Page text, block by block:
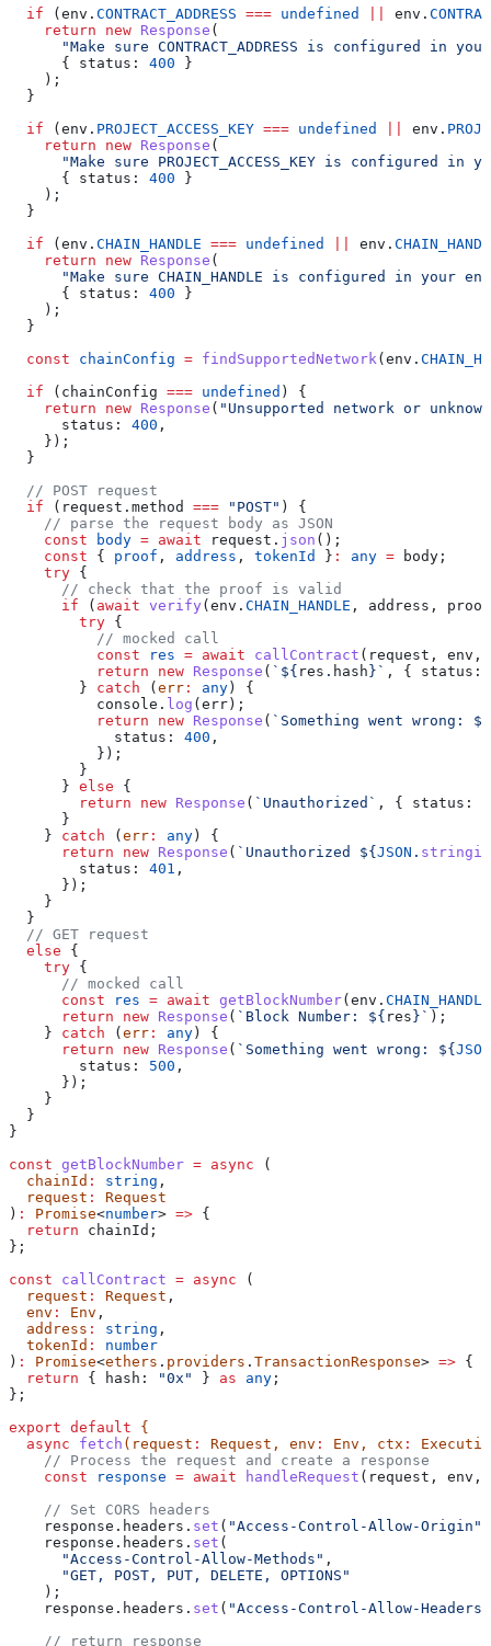
  if
( env . CONTRACT_ADDRESS === undefined env .
    return
new Response (
"Make sure CONTRACT_ADDRESS is configured in
      {
status: 400 }
    );
  }
  if
( env . PROJECT_ACCESS_KEY === undefined env .
    return
new Response (
"Make sure PROJECT_ACCESS_KEY is configured in
      {
status: 400 }
    );
  }
  if
( env . CHAIN_HANDLE === undefined env .
    return
new Response (
"Make sure CHAIN_HANDLE is configured in your
      {
status: 400 }
    );
  }
  const
chainConfig = findSupportedNetwork ( env .
  if
( chainConfig === undefined ) {
    return
new Response ( "Unsupported network or unknown
      status:
400 ,
    });
  }
  // POST request
  if
( request . method === "POST" ) {
    // parse the request body as JSON
    const
body = await request . json ();
    const
{ proof , address , tokenId } : any = body ;
    try
{
      // check that the proof is valid
      if
( await verify ( env . CHAIN_HANDLE , address , proof
        try
{
          // mocked call
          const
res = await callContract ( request , env ,
          return
new Response ( ` ${ res . hash } ` , { status:
        }
catch ( err : any ) {
          console
. log ( err );
          return
new Response ( `Something went wrong: ${
            status:
400 ,
          });
        }
      }
else {
        return
new Response ( `Unauthorized` , { status:
      }
    }
catch ( err : any ) {
      return
new Response ( `Unauthorized ${ JSON .
        status:
401 ,
      });
    }
  }
  // GET request
  else
{
    try
{
      // mocked call
      const
res = await getBlockNumber( env . CHAIN_HANDLE
      return
new Response ( `Block Number: ${ res } ` );
    }
catch ( err : any ) {
      return
new Response ( `Something went wrong: ${ JSON
        status:
500 ,
      });
    }
  }
}
const getBlockNumber = async (
  chainId
: string ,
  request
:
Request
) : Promise<number> => {
  return
chainId ;
};
const callContract = async (
  request
: Request ,
  env
: Env ,
  address
: string ,
  tokenId
:
number
) : Promise<ethers . providers . TransactionResponse> => {
  return
{ hash: "0x" } as any ;
};
export default {
  async
fetch ( request : Request , env : Env , ctx :
    // Process the request and create a response
    const
response = await handleRequest ( request , env ,
    // Set CORS headers
    response
. headers . set ( "Access-Control-Allow-Origin"
    response
. headers . set (
      "Access-Control-Allow-Methods"
,
      "GET, POST, PUT, DELETE, OPTIONS"
    );
    response
. headers . set ( "Access-Control-Allow-Headers"
    // return response